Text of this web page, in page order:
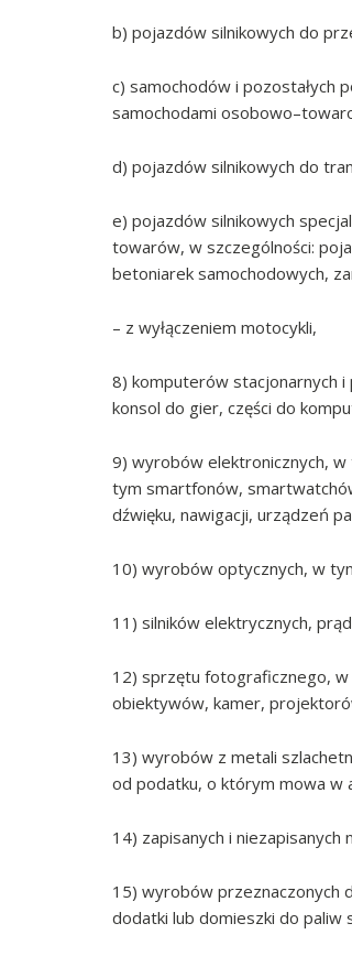
b) pojazdów silnikowych do
c) samochodów i pozostałych
samochodami
d) pojazdów silnikowych do
e) pojazdów silnikowych
towarów, w szczególności:
betoniarek samochodowych,
– z wyłączeniem motocykli,
8) komputerów stacjonarnych
konsol do gier, części do
9) wyrobów elektronicznych,
tym smartfonów,
dźwięku, nawigacji, urządzeń
10) wyrobów optycznych, w
11) silników elektrycznych,
12) sprzętu fotograficznego,
obiektywów, kamer,
13) wyrobów z metali
od podatku, o którym mowa w
14) zapisanych i niezapisanych
15) wyrobów przeznaczonych
dodatki lub domieszki do paliw